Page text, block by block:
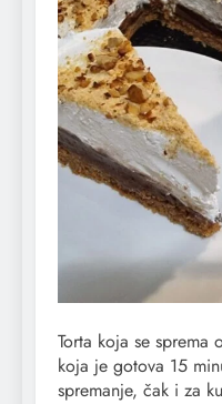
Torta koja se sprema
koja je gotova 15
spremanje, čak i za